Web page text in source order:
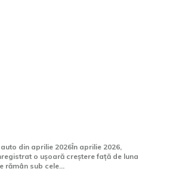
din aprilie 2026În aprilie 2026,
o ușoară creștere față de luna
rămân sub cele...